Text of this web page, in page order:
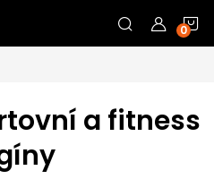
a fitness